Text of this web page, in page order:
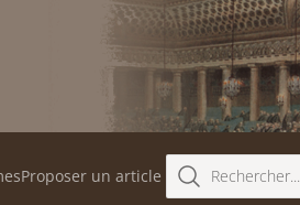
Proposer un article Rechercher...